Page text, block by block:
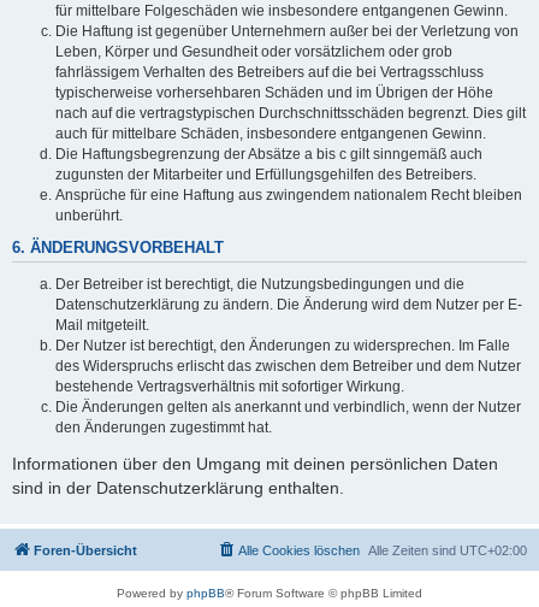
für mittelbare Folgeschäden wie insbesondere entgangenen Gewinn.
Die Haftung ist gegenüber Unternehmern außer bei der Verletzung von
Leben, Körper und Gesundheit oder vorsätzlichem oder grob
fahrlässigem Verhalten des Betreibers auf die bei Vertragsschluss
typischerweise vorhersehbaren Schäden und im Übrigen der Höhe
nach auf die vertragstypischen Durchschnittsschäden begrenzt. Dies gilt
auch für mittelbare Schäden, insbesondere entgangenen Gewinn.
Die Haftungsbegrenzung der Absätze a bis c gilt sinngemäß auch
zugunsten der Mitarbeiter und Erfüllungsgehilfen des Betreibers.
Ansprüche für eine Haftung aus zwingendem nationalem Recht bleiben
unberührt.
6. ÄNDERUNGSVORBEHALT
Der Betreiber ist berechtigt, die Nutzungsbedingungen und die
Datenschutzerklärung zu ändern. Die Änderung wird dem Nutzer per E-
Mail mitgeteilt.
Der Nutzer ist berechtigt, den Änderungen zu widersprechen. Im Falle
des Widerspruchs erlischt das zwischen dem Betreiber und dem Nutzer
bestehende Vertragsverhältnis mit sofortiger Wirkung.
Die Änderungen gelten als anerkannt und verbindlich, wenn der Nutzer
den Änderungen zugestimmt hat.
Informationen über den Umgang mit deinen persönlichen Daten
sind in der Datenschutzerklärung enthalten.
Foren-Übersicht Alle Zeiten sind UTC+02:00
Alle Cookies löschen
Powered by phpBB® Forum Software © phpBB Limited